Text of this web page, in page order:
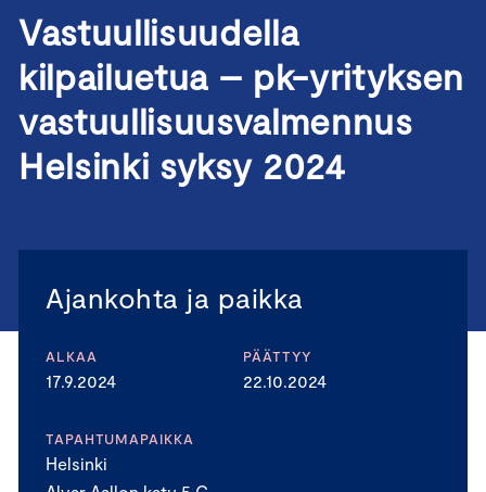
Vastuullisuudella
kilpailuetua – pk-yrityksen
vastuullisuusvalmennus
Helsinki syksy 2024
Ajankohta ja paikka
ALKAA
17.9.2024
PÄÄTTYY
22.10.2024
TAPAHTUMAPAIKKA
Helsinki